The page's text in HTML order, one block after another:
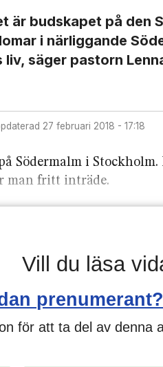
är budskapet på
i närliggande
liv, säger pastorn
27 februari 2018 - 17:18
Södermalm i
man fritt inträde.
Vill du läsa
för att ta del av denna